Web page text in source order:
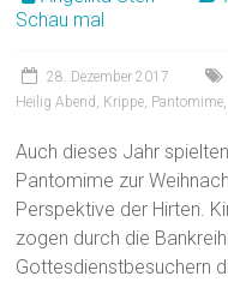
Schau mal
28. Dezember 2017
Heilig Abend
Krippe Pantomime
Auch dieses Jahr
Pantomime zur
Perspektive der Hirten.
zogen durch die
Gottesdienstbesuchern